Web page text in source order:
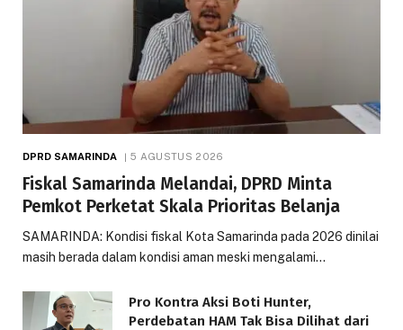
DPRD SAMARINDA 5 AGUSTUS 2026
Fiskal Samarinda Melandai, DPRD Minta
Pemkot Perketat Skala Prioritas Belanja
SAMARINDA: Kondisi fiskal Kota Samarinda pada 2026 dinilai
masih berada dalam kondisi aman meski mengalami…
Pro Kontra Aksi Boti Hunter,
Perdebatan HAM Tak Bisa Dilihat dari